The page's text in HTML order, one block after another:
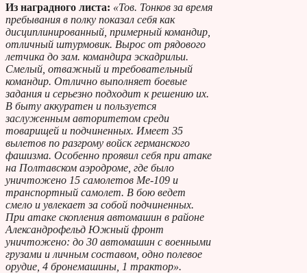
Из наградного листа: «Тов. Тонков за время
пребывания в полку показал себя как
дисциплинированный, примерный командир,
отличный штурмовик. Вырос от рядового
летчика до зам. командира эскадрильи.
Смелый, отважный и требовательный
командир. Отлично выполняет боевые
задания и серьезно подходит к решению их.
В быту аккуратен и пользуется
заслуженным авторитетом среди
товарищей и подчиненных. Имеет 35
вылетов по разгрому войск германского
фашизма. Особенно проявил себя при атаке
на Полтавском аэродроме, где было
уничтожено 15 самолетов Ме-109 и
транспортный самолет. В бою ведет
смело и увлекает за собой подчиненных.
При атаке скопления автомашин в районе
Александрофельд Южный фронт
уничтожено: до 30 автомашин с военными
грузами и личным составом, одно полевое
орудие, 4 бронемашины, 1 трактор».